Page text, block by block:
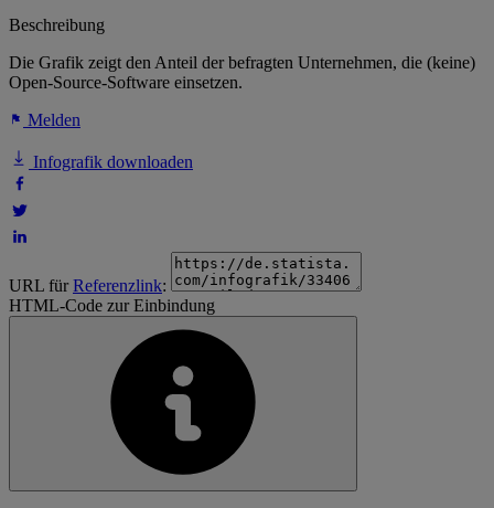
Beschreibung
Die Grafik zeigt den Anteil der befragten Unternehmen, die (keine)
Open-Source-Software einsetzen.
Melden
Infografik downloaden
URL fürReferenzlink:
HTML-Code zur Einbindung